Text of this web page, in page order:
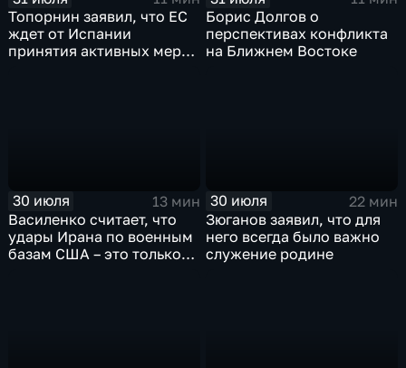
Топорнин заявил, что ЕС
ждет от Испании
принятия активных мер
Борис Долгов о
перспективах конфликта
на Ближнем Востоке
30 июля
13 мин
Василенко считает, что
удары Ирана по военным
базам США – это только
30 июля
22 мин
Зюганов заявил, что для
него всегда было важно
служение родине